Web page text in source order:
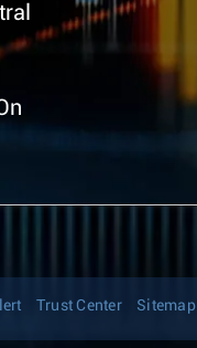
Trust Center Sitemap